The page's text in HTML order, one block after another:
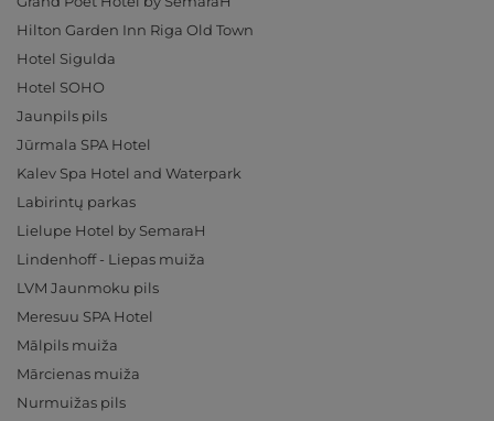
Hilton Garden Inn Riga Old Town
Hotel Sigulda
Hotel SOHO
Jaunpils pils
Jūrmala SPA Hotel
Kalev Spa Hotel and Waterpark
Labirintų parkas
Lielupe Hotel by SemaraH
Lindenhoff - Liepas muiža
LVM Jaunmoku pils
Meresuu SPA Hotel
Mālpils muiža
Mārcienas muiža
Nurmuižas pils